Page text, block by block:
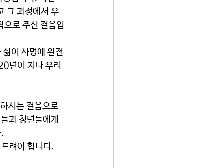
그 과정에서 우
으로 주신 걸음입
년이 지나 우리
과 청년들에게
려야 합니다.